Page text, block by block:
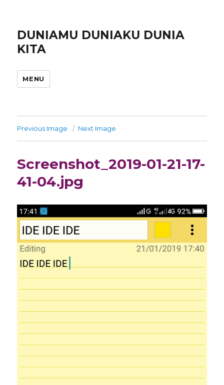
DUNIAMU DUNIAKU DUNIA
KITA
MENU
Previous Image Next Image
Screenshot_2019-01-21-17-
41-04.jpg